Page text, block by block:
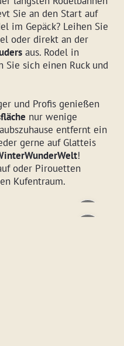
Sie an den Start auf
im Gepäck? Leihen Sie
oder direkt an der
aus. Rodel in
Sie sich einen Ruck und
und Profis genießen
nur wenige
entfernt ein
gerne auf Glatteis
!
oder Pirouetten
Kufentraum.